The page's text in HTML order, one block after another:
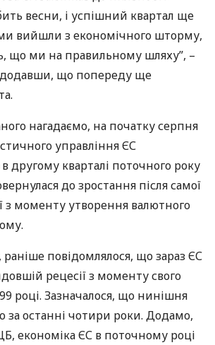
весни, і успішний квартал ще
вийшли з економічного шторму,
що ми на правильному шляху”, –
додавши, що попереду ще
нагадаємо, на початку серпня
управління ЄС
другому кварталі поточного року
до зростання після самої
з моменту утворення валютного
повідомлялося, що зараз ЄС
рецесії з моменту свого
році. Зазначалося, що нинішня
за останні чотири роки. Додамо,
, економіка ЄС в поточному році